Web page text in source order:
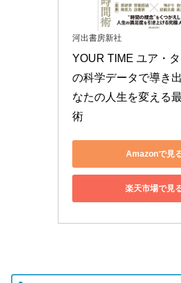
河出書房新社
YOUR TIME ユア・
の科学データで導き
なたの人生を変える
術
Amazonで見
楽天市場で見